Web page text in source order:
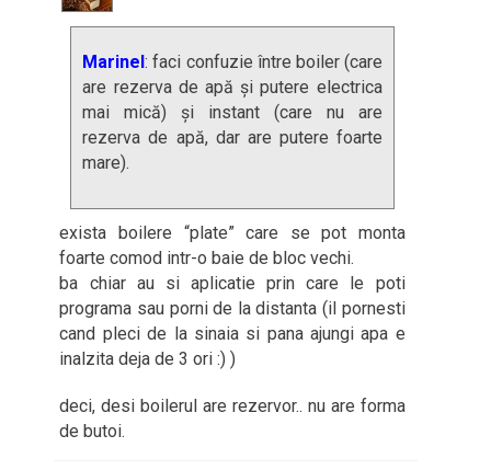
Marinel: faci confuzie între boiler (care
are rezerva de apă și putere electrica
mai mică) și instant (care nu are
rezerva de apă, dar are putere foarte
mare).
exista boilere “plate” care se pot monta
foarte comod intr-o baie de bloc vechi.
ba chiar au si aplicatie prin care le poti
programa sau porni de la distanta (il pornesti
cand pleci de la sinaia si pana ajungi apa e
inalzita deja de 3 ori :) )
deci, desi boilerul are rezervor.. nu are forma
de butoi.